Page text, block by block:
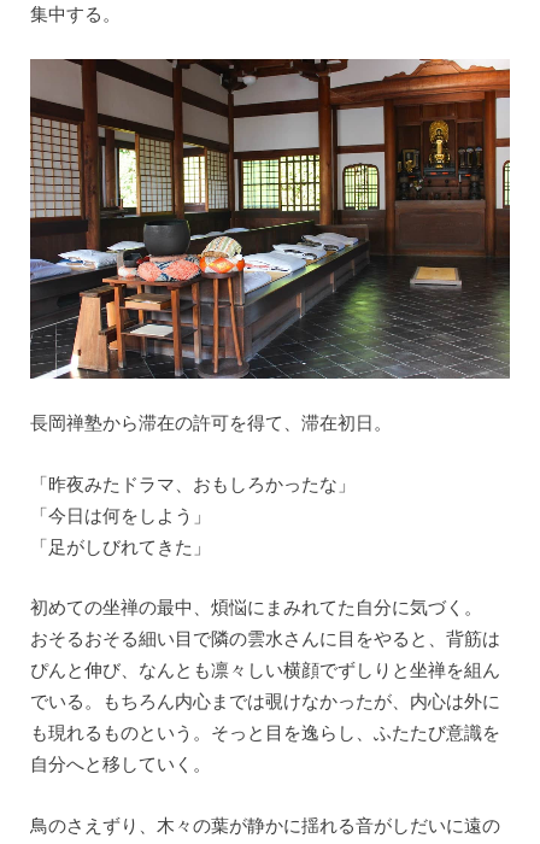
集中する。
長岡禅塾から滞在の許可を得て、滞在初日。
「昨夜みたドラマ、おもしろかったな」
「今日は何をしよう」
「足がしびれてきた」
初めての坐禅の最中、煩悩にまみれてた自分に気づく。
おそるおそる細い目で隣の雲水さんに目をやると、背筋は
ぴんと伸び、なんとも凛々しい横顔でずしりと坐禅を組ん
でいる。もちろん内心までは覗けなかったが、内心は外に
も現れるものという。そっと目を逸らし、ふたたび意識を
自分へと移していく。
鳥のさえずり、木々の葉が静かに揺れる音がしだいに遠の